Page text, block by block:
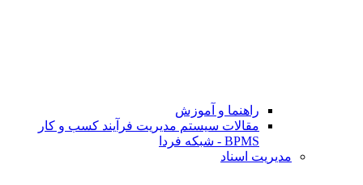
راهنما و آموزش
مقالات سیستم مدیریت فرآیند کسب و کار
BPMS - شبکه فردا
مدیریت اسناد